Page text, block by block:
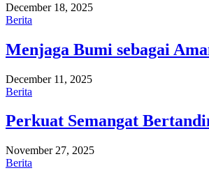
December 18, 2025
Berita
Menjaga Bumi sebagai
December 11, 2025
Berita
Perkuat Semangat
November 27, 2025
Berita